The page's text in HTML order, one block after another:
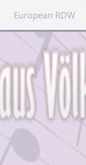
European RDW